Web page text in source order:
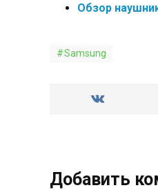
Обзор
Samsung
Добавить